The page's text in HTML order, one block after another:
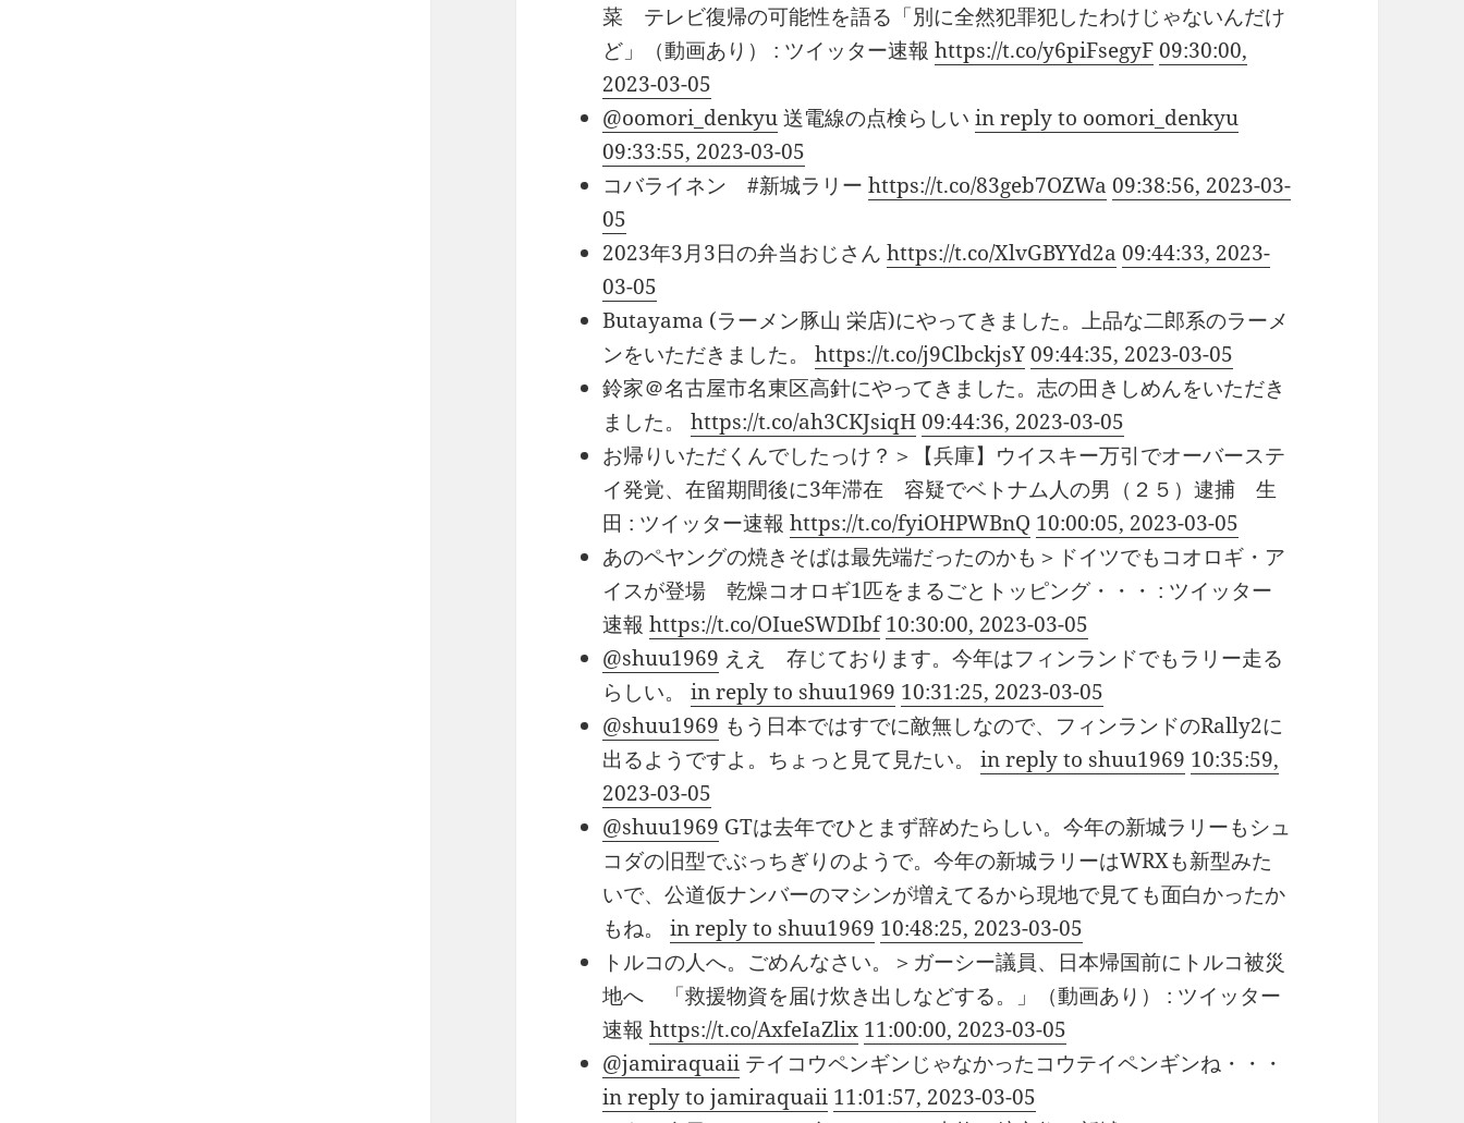
菜 テレビ復帰の可能性を語る「別に全然犯罪犯したわけじゃないんだけ
ど」（動画あり） : ツイッター速報https://t.co/y6piFsegyF 09:30:00,
2023-03-05
@oomori_denkyu送電線の点検らしいin reply to oomori_denkyu
09:33:55, 2023-03-05
コバライネン #新城ラリーhttps://t.co/83geb7OZWa 09:38:56, 2023-03-
05
2023年3月3日の弁当おじさんhttps://t.co/XlvGBYYd2a 09:44:33, 2023-
03-05
Butayama (ラーメン豚山 栄店)にやってきました。上品な二郎系のラーメ
ンをいただきました。https://t.co/j9ClbckjsY 09:44:35, 2023-03-05
鈴家＠名古屋市名東区高針にやってきました。志の田きしめんをいただき
ました。https://t.co/ah3CKJsiqH 09:44:36, 2023-03-05
お帰りいただくんでしたっけ？＞【兵庫】ウイスキー万引でオーバーステ
イ発覚、在留期間後に3年滞在 容疑でベトナム人の男（２５）逮捕 生
田 : ツイッター速報https://t.co/fyiOHPWBnQ 10:00:05, 2023-03-05
あのペヤングの焼きそばは最先端だったのかも＞ドイツでもコオロギ・ア
イスが登場 乾燥コオロギ1匹をまるごとトッピング・・・ : ツイッター
速報https://t.co/OIueSWDIbf 10:30:00, 2023-03-05
@shuu1969 ええ 存じております。今年はフィンランドでもラリー走る
らしい。in reply to shuu1969 10:31:25, 2023-03-05
@shuu1969 もう日本ではすでに敵無しなので、フィンランドのRally2に
出るようですよ。ちょっと見て見たい。in reply to shuu1969 10:35:59,
2023-03-05
@shuu1969 GTは去年でひとまず辞めたらしい。今年の新城ラリーもシュ
コダの旧型でぶっちぎりのようで。今年の新城ラリーはWRXも新型みた
いで、公道仮ナンバーのマシンが増えてるから現地で見ても面白かったか
もね。in reply to shuu1969 10:48:25, 2023-03-05
トルコの人へ。ごめんなさい。＞ガーシー議員、日本帰国前にトルコ被災
地へ 「救援物資を届け炊き出しなどする。」（動画あり） : ツイッター
速報https://t.co/AxfeIaZlix 11:00:00, 2023-03-05
@jamiraquaii テイコウペンギンじゃなかったコウテイペンギンね・・・
in reply to jamiraquaii 11:01:57, 2023-03-05